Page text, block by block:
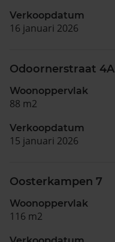
Verkoopdatum
16 januari 2026
Odoornerstraat 4A
Woonoppervlak
88 m2
Verkoopdatum
15 januari 2026
Oosterkampen 7
Woonoppervlak
116 m2